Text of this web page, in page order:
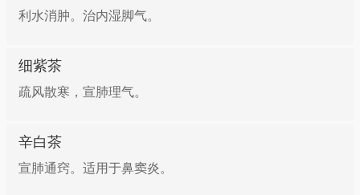
利水消肿。治内湿脚气。
细紫茶
疏风散寒，宣肺理气。
辛白茶
宣肺通窍。适用于鼻窦炎。